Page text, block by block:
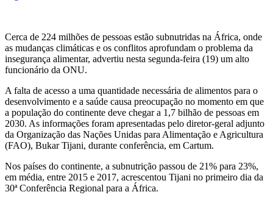
Cerca de 224 milhões de pessoas estão subnutridas na África, onde
as mudanças climáticas e os conflitos aprofundam o problema da
insegurança alimentar, advertiu nesta segunda-feira (19) um alto
funcionário da ONU.
A falta de acesso a uma quantidade necessária de alimentos para o
desenvolvimento e a saúde causa preocupação no momento em que
a população do continente deve chegar a 1,7 bilhão de pessoas em
2030. As informações foram apresentadas pelo diretor-geral adjunto
da Organização das Nações Unidas para Alimentação e Agricultura
(FAO), Bukar Tijani, durante conferência, em Cartum.
Nos países do continente, a subnutrição passou de 21% para 23%,
em média, entre 2015 e 2017, acrescentou Tijani no primeiro dia da
30ª Conferência Regional para a África.